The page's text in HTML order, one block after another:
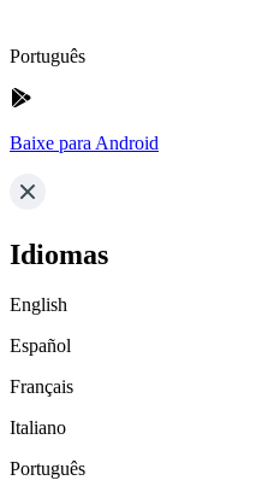
Português
Baixe para Android
Idiomas
English
Español
Français
Italiano
Português